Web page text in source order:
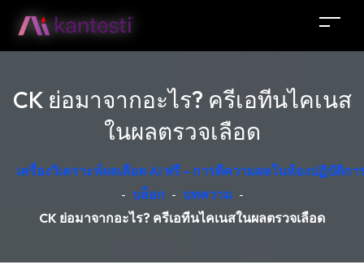
CK ย่อมาจากอะไร? ครีเอทีนไคเนส
ในผลตรวจเลือด
เครื่องวิเคราะห์ผลเลือด AI ฟรี – การตีความผลในห้องปฏิบัติก
- บล็อก - บทความ -
CK ย่อมาจากอะไร? ครีเอทีนไคเนสในผลตรวจเลือด